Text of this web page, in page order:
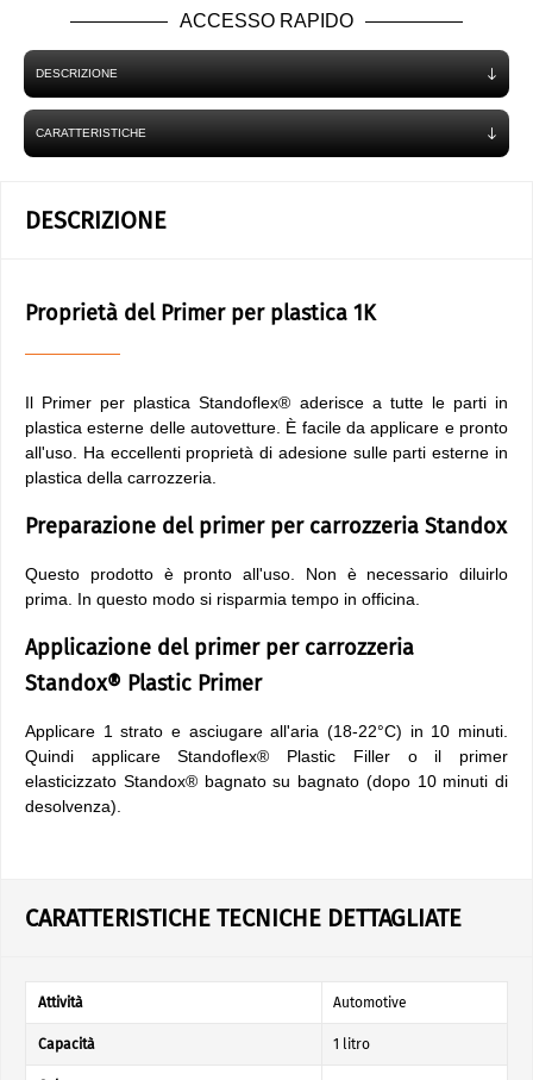
ACCESSO RAPIDO
DESCRIZIONE
CARATTERISTICHE
DESCRIZIONE
Proprietà del Primer per plastica 1K
Il Primer per plastica Standoflex® aderisce a tutte le parti in
plastica esterne delle autovetture. È facile da applicare e pronto
all'uso. Ha eccellenti proprietà di adesione sulle parti esterne in
plastica della carrozzeria.
Preparazione del primer per carrozzeria Standox
Questo prodotto è pronto all'uso. Non è necessario diluirlo
prima. In questo modo si risparmia tempo in officina.
Applicazione del primer per carrozzeria
Standox® Plastic Primer
Applicare 1 strato e asciugare all'aria (18-22°C) in 10 minuti.
Quindi applicare Standoflex® Plastic Filler o il primer
elasticizzato Standox® bagnato su bagnato (dopo 10 minuti di
desolvenza).
CARATTERISTICHE TECNICHE DETTAGLIATE
Attività Automotive
Capacità 1 litro